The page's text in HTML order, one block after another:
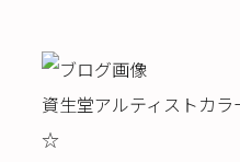
資生堂アルティストカ
☆